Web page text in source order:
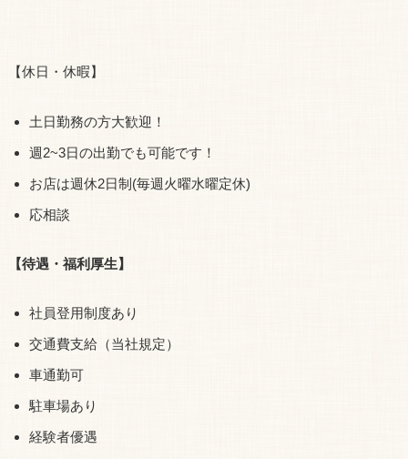
【休日・休暇】
土日勤務の方大歓迎！
週2~3日の出勤でも可能です！
お店は週休2日制(毎週火曜水曜定休)
応相談
【待遇・福利厚生】
社員登用制度あり
交通費支給（当社規定）
車通勤可
駐車場あり
経験者優遇